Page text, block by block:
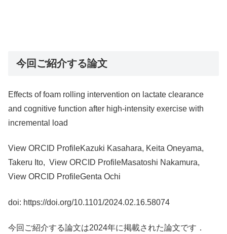
今回ご紹介する論文
Effects of foam rolling intervention on lactate clearance
and cognitive function after high-intensity exercise with
incremental load
View ORCID ProfileKazuki Kasahara, Keita Oneyama,
Takeru Ito, View ORCID ProfileMasatoshi Nakamura,
View ORCID ProfileGenta Ochi
doi: https://doi.org/10.1101/2024.02.16.58074
今回ご紹介する論文は2024年に掲載された論文です．